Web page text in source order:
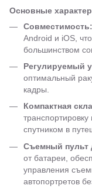
Основные
Совместимость:
Android и iOS,
большинством
Регулируемый
оптимальный
кадры.
Компактная
спутником в
Съемный пульт
от батареи,
управления
автопортретов